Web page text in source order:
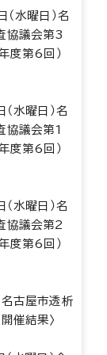
水曜日）名
協議会第3
度第6回）
水曜日）名
協議会第1
度第6回）
水曜日）名
協議会第2
度第6回）
古屋市透析
催結果〉